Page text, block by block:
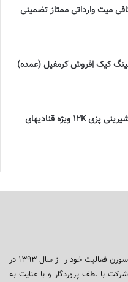
میت وارداتی ممتاز تضمینی
کیک |فروش کرمفیل (عمده)
شکلات تخته ای شیرینی پزی 12K ویژه قنادیهای
گروه شرکت های مشاوره، تامین و بازرگانی سورن فعالیت خود را از سال ۱۳۹۳ در
با لطف پروردگار و با عنایت به